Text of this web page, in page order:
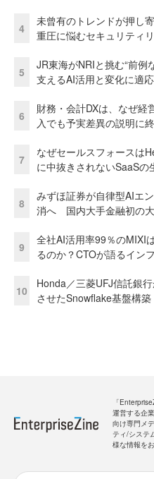
4
未曾有のトレンドが押し
重圧に悩むセキュリティ
5
JR東海がNRIと挑む“前
支えるAI活用と変化に適
6
財務・会計DXは、なぜ
入でも予実差異の説明
7
なぜセールスフォースは
に中抜きされないSaaSの
8
みずほ証券が自律型AIエ
消へ 国内大手金融初の
9
全社AI活用率99％のMIXI
るのか？CTOが語るイン
10
Honda／三菱UFJ信託銀
させたSnowflake基盤構築
「
運営する企
向け専門メ
ティ/システ
様な情報を